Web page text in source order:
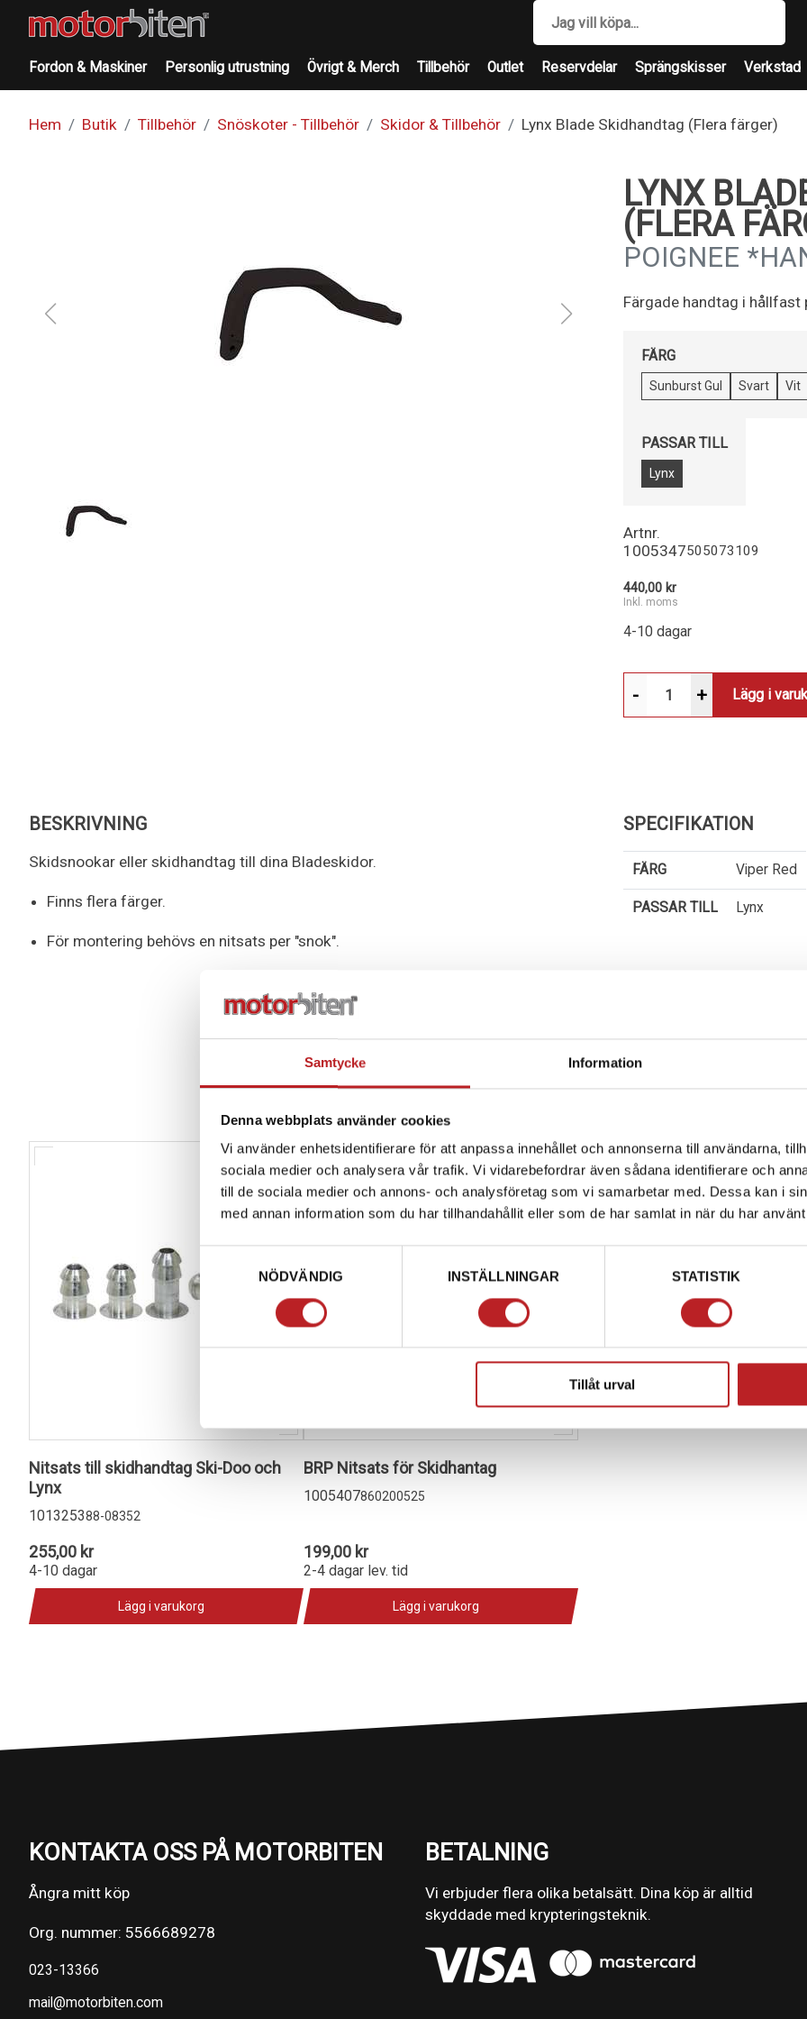
Samtycke Information
Denna webbplats använder cookies
Vi använder enhetsidentifierare för att anpassa innehållet och annonserna till användarna,
sociala medier och analysera vår trafik. Vi vidarebefordrar även sådana identifierare och
till de sociala medier och annons- och analysföretag som vi samarbetar med. Dessa kan i
med annan information som du har tillhandahållit eller som de har samlat in när du har
NÖDVÄNDIG
INSTÄLLNINGAR STATISTIK
Tillåt urval
Fordon & Maskiner Personlig utrustning Övrigt & Merch Tillbehör Outlet Reservdelar Sprängskisser Verkstad
Hem Butik Tillbehör Snöskoter - Tillbehör Skidor & Tillbehör Lynx Blade Skidhandtag (Flera färger)
LYNX
(FLERA
POIGNEE
Färgade handtag i hållfast
FÄRG
Sunburst Gul Svart Vit
PASSAR TILL
Lynx
Artnr.
1005347505073109
440,00 kr
Inkl. moms
4-10 dagar
- + Lägg i
BESKRIVNING
Skidsnookar eller skidhandtag till dina Bladeskidor.
Finns flera färger.
För montering behövs en nitsats per "snok".
SPECIFIKATION
FÄRG Viper Red
PASSAR TILL Lynx
ALTERNATIV
Nitsats till skidhandtag Ski-Doo och
Lynx
101325388-08352
255,00 kr
4-10 dagar
Lägg i varukorg
BRP Nitsats för Skidhantag
1005407860200525
199,00 kr
2-4 dagar lev. tid
Lägg i varukorg
KONTAKTA OSS PÅ MOTORBITEN
Ångra mitt köp
Org. nummer: 5566689278
023-13366
mail@motorbiten.com
BETALNING
Vi erbjuder flera olika betalsätt. Dina köp är alltid
skyddade med krypteringsteknik.